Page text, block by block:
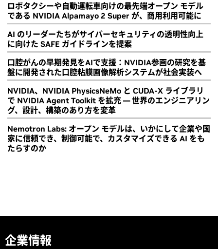
ロボタクシーや自動運転車向けの最先端オープン モデル
である NVIDIA Alpamayo 2 Super が、商用利用可能に
AI のリーダーたちがサイバーセキュリティの透明性向上
に向けた SAFE ガイドラインを提案
口腔がんの早期発見をAIで支援：NVIDIA参画の研究を基
盤に開発された口腔粘膜画像解析システムが社会実装へ
NVIDIA、NVIDIA PhysicsNeMo と CUDA-X ライブラリ
で NVIDIA Agent Toolkit を拡充 ― 世界のエンジニアリン
グ、設計、構築のあり方を変革
Nemotron Labs: オープン モデルは、いかにして企業や国
家に信頼でき、制御可能で、カスタマイズできる AI をも
たらすのか
企業情報